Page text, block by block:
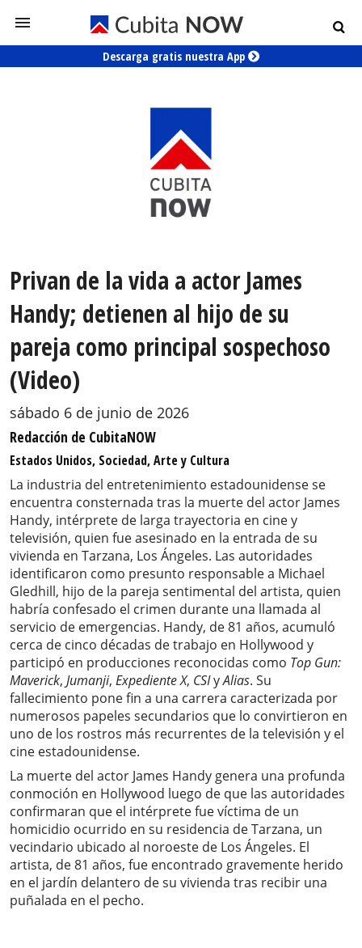
Descarga gratis nuestra App
Privan de la vida a actor James
Handy; detienen al hijo de su
pareja como principal sospechoso
(Video)
sábado 6 de junio de 2026
Redacción de CubitaNOW
Estados Unidos, Sociedad, Arte y Cultura
La industria del entretenimiento estadounidense se
encuentra consternada tras la muerte del actor James
Handy, intérprete de larga trayectoria en cine y
televisión, quien fue asesinado en la entrada de su
vivienda en Tarzana, Los Ángeles. Las autoridades
identificaron como presunto responsable a Michael
Gledhill, hijo de la pareja sentimental del artista, quien
habría confesado el crimen durante una llamada al
servicio de emergencias. Handy, de 81 años, acumuló
cerca de cinco décadas de trabajo en Hollywood y
participó en producciones reconocidas como Top Gun:
Maverick, Jumanji, Expediente X, CSIyAlias. Su
fallecimiento pone fin a una carrera caracterizada por
numerosos papeles secundarios que lo convirtieron en
uno de los rostros más recurrentes de la televisión y el
cine estadounidense.
La muerte del actor James Handy genera una profunda
conmoción en Hollywood luego de que las autoridades
confirmaran que el intérprete fue víctima de un
homicidio ocurrido en su residencia de Tarzana, un
vecindario ubicado al noroeste de Los Ángeles. El
artista, de 81 años, fue encontrado gravemente herido
en el jardín delantero de su vivienda tras recibir una
puñalada en el pecho.